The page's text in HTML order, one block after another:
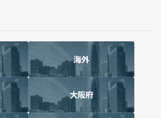
海外
大阪府